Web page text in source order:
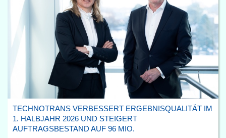
TECHNOTRANS VERBESSERT ERGEBNISQUALITÄT IM
1. HALBJAHR 2026 UND STEIGERT
AUFTRAGSBESTAND AUF 96 MIO.